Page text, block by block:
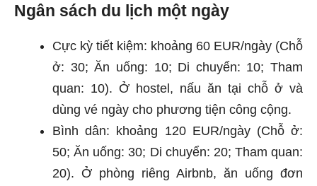
Ngân sách du lịch một ngày
Cực kỳ tiết kiệm: khoảng 60 EUR/ngày (Chỗ
ở: 30; Ăn uống: 10; Di chuyển: 10; Tham
quan: 10). Ở hostel, nấu ăn tại chỗ ở và
dùng vé ngày cho phương tiện công cộng.
Bình dân: khoảng 120 EUR/ngày (Chỗ ở:
50; Ăn uống: 30; Di chuyển: 20; Tham quan:
20). Ở phòng riêng Airbnb, ăn uống đơn